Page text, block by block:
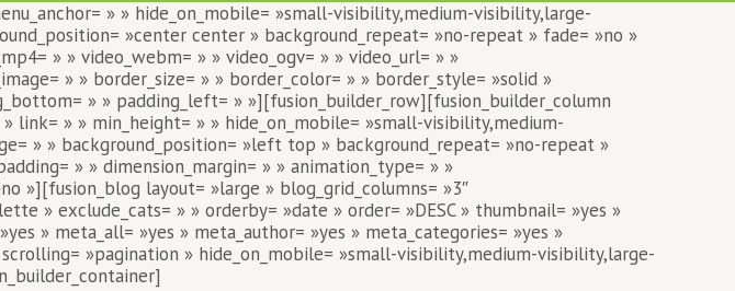
» » hide_on_mobile= »small-visibility,medium-visibility,large-
»center center » background_repeat= »no-repeat » fade= »no »
» » video_webm= » » video_ogv= » » video_url= » »
» » border_size= » » border_color= » » border_style= »solid »
» » padding_left= » »][fusion_builder_row][fusion_builder_column
link= » » min_height= » » hide_on_mobile= »small-visibility,medium-
» » background_position= »left top » background_repeat= »no-repeat »
» » dimension_margin= » » animation_type= » »
»][fusion_blog layout= »large » blog_grid_columns= »3″
» exclude_cats= » » orderby= »date » order= »DESC » thumbnail= »yes »
» meta_all= »yes » meta_author= »yes » meta_categories= »yes »
»pagination » hide_on_mobile= »small-visibility,medium-visibility,large-